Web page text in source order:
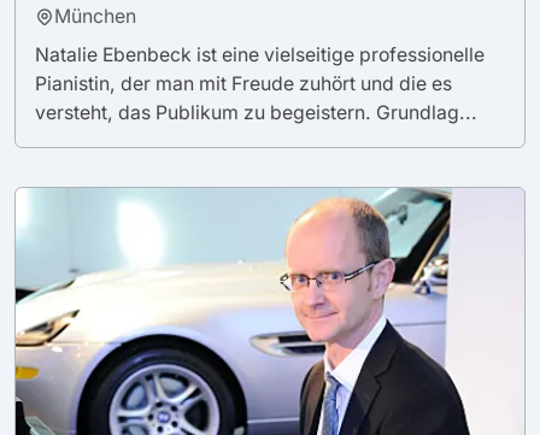
München
Natalie Ebenbeck ist eine vielseitige professionelle
Pianistin, der man mit Freude zuhört und die es
versteht, das Publikum zu begeistern. Grundlag...